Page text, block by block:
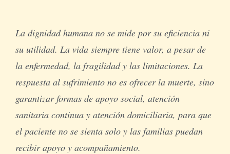
La dignidad humana no se mide por su eficiencia ni
su utilidad. La vida siempre tiene valor, a pesar de
la enfermedad, la fragilidad y las limitaciones. La
respuesta al sufrimiento no es ofrecer la muerte, sino
garantizar formas de apoyo social, atención
sanitaria continua y atención domiciliaria, para que
el paciente no se sienta solo y las familias puedan
recibir apoyo y acompañamiento.